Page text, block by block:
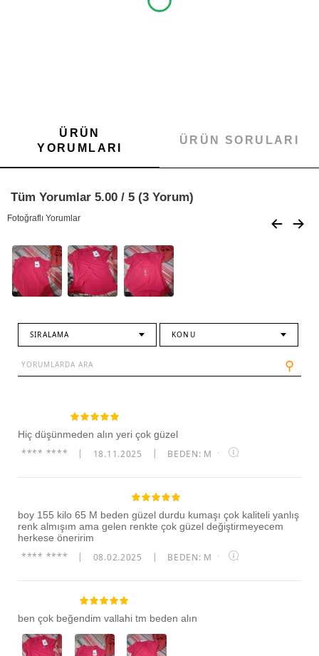
ÜRÜN
YORUMLARI
ÜRÜN SORULARI
Tüm Yorumlar 5.00 / 5 (3 Yorum)
Fotoğraflı Yorumlar
SIRALAMA KONU
⚲
Hiç düşünmeden alın yeri çok güzel
**** **** 18.11.2025 BEDEN: M ·
boy 155 kilo 65 M beden güzel durdu kumaşı çok kaliteli yanlış
renk almışım ama gelen renkte çok güzel değiştirmeyecem
herkese öneririm
**** **** 08.02.2025 BEDEN: M ·
ben çok beğendim vallahi tm beden alın